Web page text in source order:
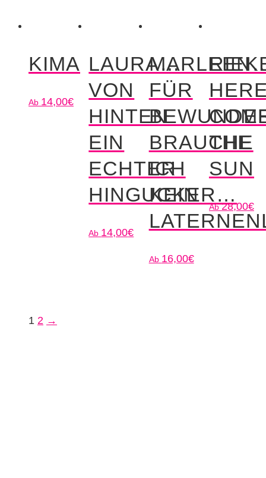
KIMA
14,00€
LAURA…
VON
HINTEN
EIN
ECHTER
HINGUCKER…
14,00€
FÜR
BRAUCHE
ICH
KEIN
16,00€
THE
SUN
28,00€
1 2 →